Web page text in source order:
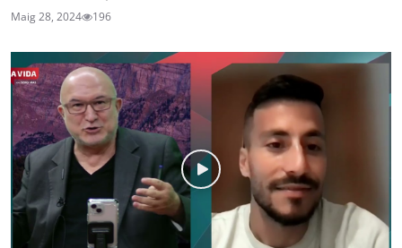
Maig 28, 2024 196